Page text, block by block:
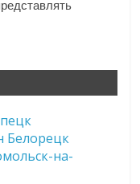
Белорецк
на-